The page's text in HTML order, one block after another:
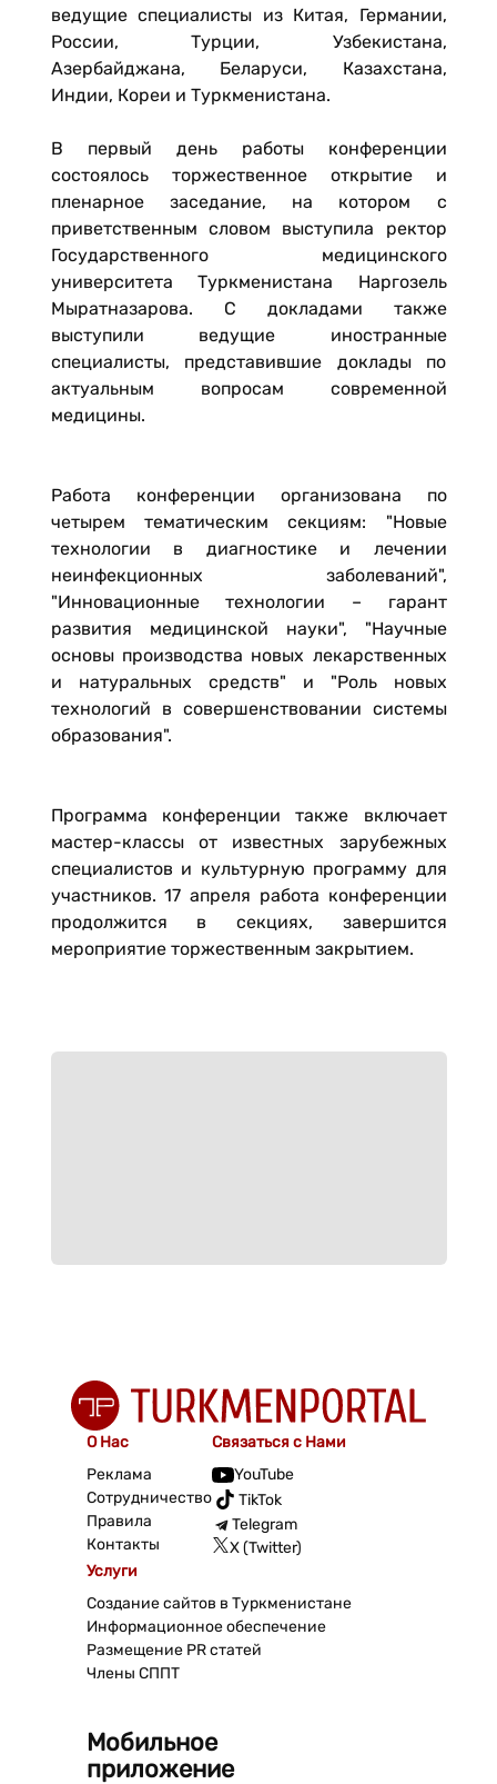
ведущие специалисты из Китая, Германии,
России, Турции, Узбекистана,
Азербайджана, Беларуси, Казахстана,
Индии, Кореи и Туркменистана.
В первый день работы конференции
состоялось торжественное открытие и
пленарное заседание, на котором с
приветственным словом выступила ректор
Государственного медицинского
университета Туркменистана Наргозель
Мыратназарова. С докладами также
выступили ведущие иностранные
специалисты, представившие доклады по
актуальным вопросам современной
медицины.
Работа конференции организована по
четырем тематическим секциям: "Новые
технологии в диагностике и лечении
неинфекционных заболеваний",
"Инновационные технологии – гарант
развития медицинской науки", "Научные
основы производства новых лекарственных
и натуральных средств" и "Роль новых
технологий в совершенствовании системы
образования".
Программа конференции также включает
мастер-классы от известных зарубежных
специалистов и культурную программу для
участников. 17 апреля работа конференции
продолжится в секциях, завершится
мероприятие торжественным закрытием.
О Нас
Реклама
Сотрудничество
Правила
Контакты
Связаться с Нами
YouTube
TikTok
Telegram
X (Twitter)
Услуги
Создание сайтов в Туркменистане
Информационное обеспечение
Размещение PR статей
Члены СППТ
Мобильное
приложение